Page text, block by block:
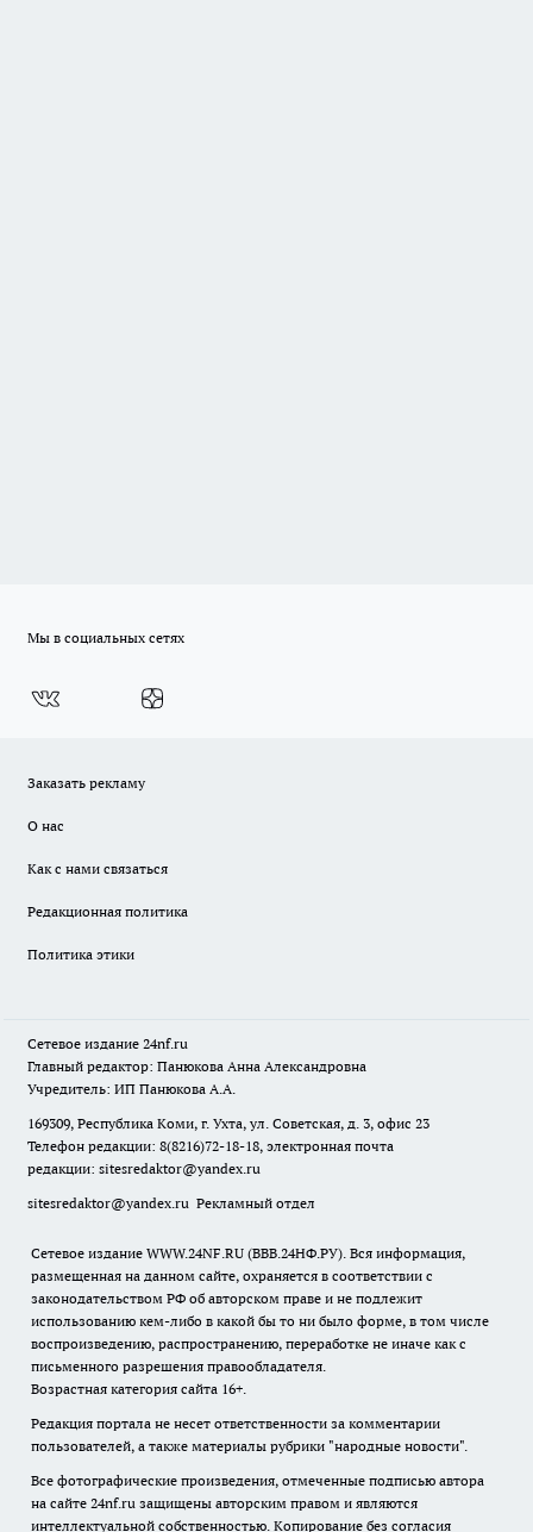
Мы в социальных сетях
Заказать рекламу
О нас
Как с нами связаться
Редакционная политика
Политика этики
Сетевое издание 24nf.ru
Главный редактор: Панюкова Анна Александровна
Учредитель: ИП Панюкова А.А.
169309, Республика Коми, г. Ухта, ул. Советская, д. 3, офис 23
Телефон редакции: 8(8216)72-18-18, электронная почта
редакции: sitesredaktor@yandex.ru
sitesredaktor@yandex.ru Рекламный отдел
Сетевое издание WWW.24NF.RU (ВВВ.24НФ.РУ). Вся информация,
размещенная на данном сайте, охраняется в соответствии с
законодательством РФ об авторском праве и не подлежит
использованию кем-либо в какой бы то ни было форме, в том числе
воспроизведению, распространению, переработке не иначе как с
письменного разрешения правообладателя.
Возрастная категория сайта 16+.
Редакция портала не несет ответственности за комментарии
пользователей, а также материалы рубрики "народные новости".
Все фотографические произведения, отмеченные подписью автора
на сайте 24nf.ru защищены авторским правом и являются
интеллектуальной собственностью. Копирование без согласия